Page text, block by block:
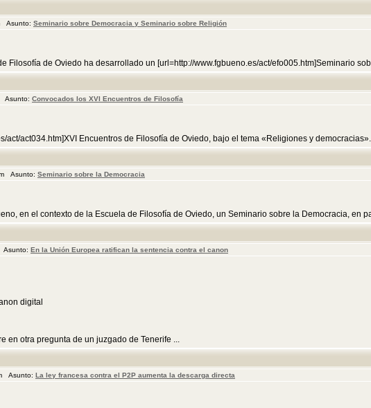
Asunto: Seminario sobre Democracia y Seminario sobre Religión
Filosofía de Oviedo ha desarrollado un [url=http://www.fgbueno.es/act/efo005.htm]Seminario
Asunto: Convocados los XVI Encuentros de Filosofía
act/act034.htm]XVI Encuentros de Filosofía de Oviedo, bajo el tema «Religiones y
Asunto: Seminario sobre la Democracia
en el contexto de la Escuela de Filosofía de Oviedo, un Seminario sobre la Democracia, en
Asunto: En la Unión Europea ratifican la sentencia contra el canon
digital
en otra pregunta de un juzgado de Tenerife ...
Asunto: La ley francesa contra el P2P aumenta la descarga directa